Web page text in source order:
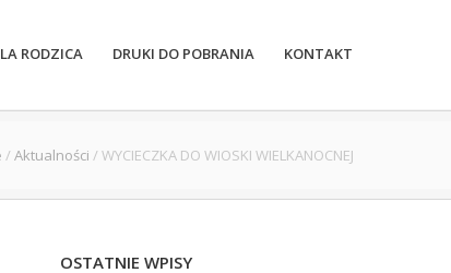
RODZICA DRUKI DO POBRANIA KONTAKT
/ Aktualności / WYCIECZKA DO WIOSKI WIELKANOCNEJ
OSTATNIE WPISY